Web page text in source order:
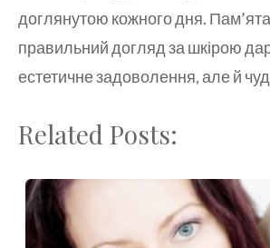
доглянутою кожного дня.
правильний догляд за шкірою
естетичне задоволення, але й
Related Posts: